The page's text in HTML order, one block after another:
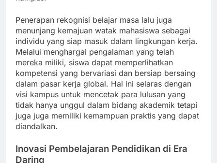
Penerapan rekognisi belajar masa lalu juga
menunjang kemajuan watak mahasiswa sebagai
individu yang siap masuk dalam lingkungan kerja.
Melalui menghargai pengalaman yang telah
mereka miliki, siswa dapat memperlihatkan
kompetensi yang bervariasi dan bersiap bersaing
dalam pasar kerja global. Hal ini selaras dengan
visi kampus untuk mencetak para lulusan yang
tidak hanya unggul dalam bidang akademik tetapi
juga juga memiliki kemampuan praktis yang dapat
diandalkan.
Inovasi Pembelajaran Pendidikan di Era
Daring